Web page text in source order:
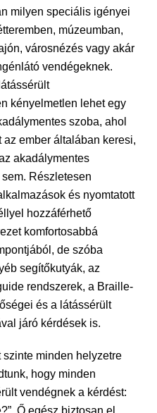
milyen speciális igényei
múzeumban,
városnézés vagy akár
vendégeknek.
kényelmetlen lehet egy
szoba, ahol
ember általában keresi,
akadálymentes
Részletesen
és nyomtatott
hozzáférhető
komfortosabbá
de szóba
segítőkutyák, az
rendszerek, a Braille-
és a látássérült
járó kérdések is.
minden helyzetre
hogy minden
vendégnek a kérdést:
Ő egész biztosan el